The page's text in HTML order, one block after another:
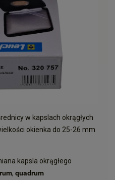
w kapslach okrągłych
okienka do 25-26 mm
kapsla okrągłego
, quadrum